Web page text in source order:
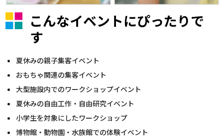
こんなイベントにぴったりで
す
夏休みの親子集客イベント
おもちゃ関連の集客イベント
大型施設内でのワークショップイベント
夏休みの自由工作・自由研究イベント
小学生を対象にしたワークショップ
博物館・動物園・水族館での体験イベント